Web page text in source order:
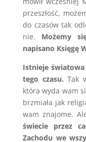
przeszłość,
do czasów tak
nie. Możemy
napisano Księgę
Istnieje
tego czasu.Tak
która wyda wam
brzmiała jak
wam znajome.
świecie przez
Zachodu we